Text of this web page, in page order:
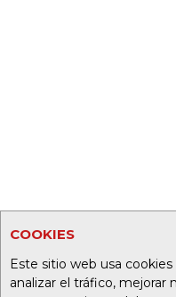
COOKIES
Este sitio web usa
analizar el tráfico, mejorar